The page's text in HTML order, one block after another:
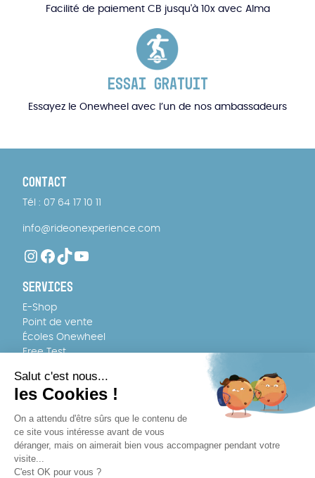
Facilité de paiement CB jusqu'à 10x avec Alma
ESSAI GRATUIT
Essayez le Onewheel avec l’un de nos ambassadeurs
CONTACT
Tél : 07 64 17 10 11
info@rideonexperience.com
Instagram Facebook TikTok
YouTube
SERVICES
E-Shop
Point de vente
Écoles Onewheel
Free Test
ÉQUIPE
À propos
Recrutement
POINTS DE VENTE